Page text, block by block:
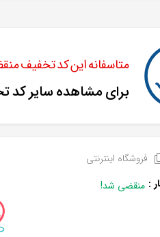
متاسفانه این کد تخفیف
برای مشاهده سایر کد
فروشگاه اینترنتی
: منقضی شد!